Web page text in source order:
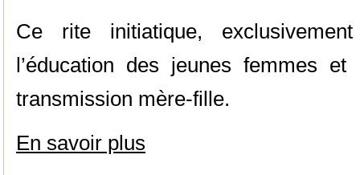
Ce rite initiatique,
l’éducation des jeunes femmes
transmission mère-fille.
En savoir plus